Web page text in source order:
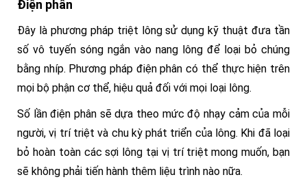
Điện phân
Đây là phương pháp triệt lông sử dụng kỹ thuật đưa tần
số vô tuyến sóng ngắn vào nang lông để loại bỏ chúng
bằng nhíp. Phương pháp điện phân có thể thực hiện trên
mọi bộ phận cơ thể, hiệu quả đối với mọi loại lông.
Số lần điện phân sẽ dựa theo mức độ nhạy cảm của mỗi
người, vị trí triệt và chu kỳ phát triển của lông. Khi đã loại
bỏ hoàn toàn các sợi lông tại vị trí triệt mong muốn, bạn
sẽ không phải tiến hành thêm liệu trình nào nữa.